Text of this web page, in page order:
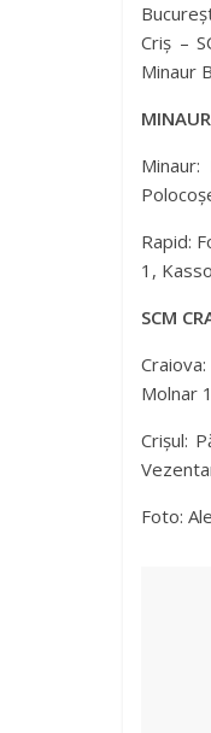
Criș –
Minaur
Rapid:
1,
SCM
Molnar
Crișul:
Foto: